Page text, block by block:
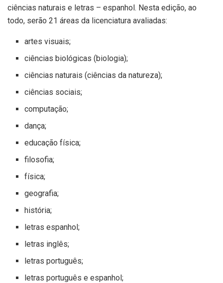
ciências naturais e letras – espanhol. Nesta edição, ao
todo, serão 21 áreas da licenciatura avaliadas:
artes visuais;
ciências biológicas (biologia);
ciências naturais (ciências da natureza);
ciências sociais;
computação;
dança;
educação física;
filosofia;
física;
geografia;
história;
letras espanhol;
letras inglês;
letras português;
letras português e espanhol;